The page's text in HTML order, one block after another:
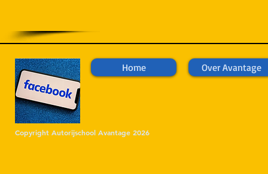
Home Over Avantage
Copyright Autorijschool Avantage 2026